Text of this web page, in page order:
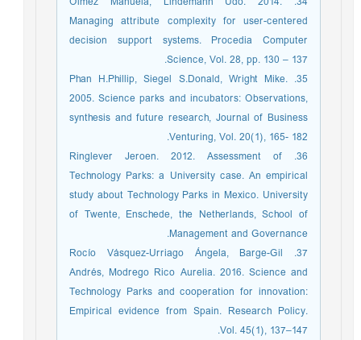
Managing attribute complexity for user-centered
decision support systems. Procedia Computer
Science, Vol. 28, pp. 130 – 137.
35. Phan H.Phillip, Siegel S.Donald, Wright Mike.
2005. Science parks and incubators: Observations,
synthesis and future research, Journal of Business
Venturing, Vol. 20(1), 165- 182.
36. Ringlever Jeroen. 2012. Assessment of
Technology Parks: a University case. An empirical
study about Technology Parks in Mexico. University
of Twente, Enschede, the Netherlands, School of
Management and Governance.
37. Rocío Vásquez-Urriago Ángela, Barge-Gil
Andrés, Modrego Rico Aurelia. 2016. Science and
Technology Parks and cooperation for innovation:
Empirical evidence from Spain. Research Policy.
Vol. 45(1), 137–147.